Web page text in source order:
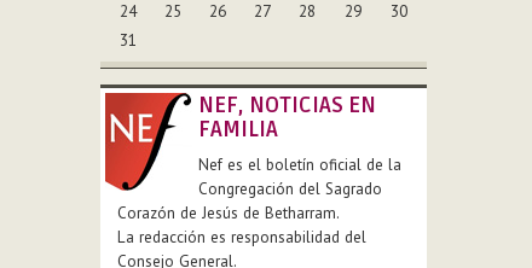
24
25 26 27 28 29
30
31
NEF, NOTICIAS EN
FAMILIA
Nef es el boletín oficial de la
Congregación del Sagrado
Corazón de Jesús de Betharram.
La redacción es responsabilidad del
Consejo General.